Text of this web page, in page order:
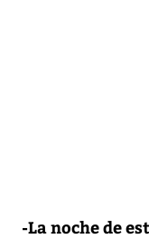
-La noche de